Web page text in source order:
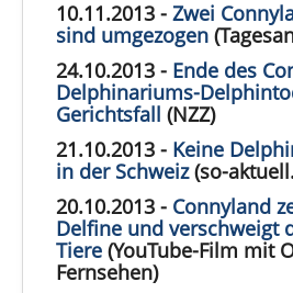
10.11.2013 - Zwei
sind umgezogen
24.10.2013 - Ende des
Delphinariums-
Gerichtsfall (NZZ)
21.10.2013 - Keine
in der Schweiz(so-
20.10.2013 - Connyland
Delfine und verschweigt
Tiere (YouTube-Film mit
Fernsehen)